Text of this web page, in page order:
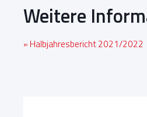
Weitere
» Halbjahresbericht 2021/2022